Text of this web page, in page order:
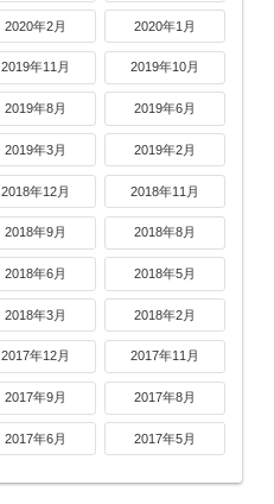
2020年2月 2020年1月
2019年11月 2019年10月
2019年8月 2019年6月
2019年3月 2019年2月
2018年12月 2018年11月
2018年9月 2018年8月
2018年6月 2018年5月
2018年3月 2018年2月
2017年12月 2017年11月
2017年9月 2017年8月
2017年6月 2017年5月